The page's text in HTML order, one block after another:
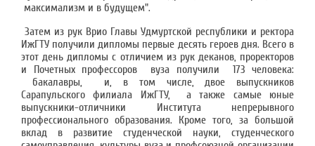
максимализм и в будущем".
Затем из рук Врио Главы Удмуртской республики и ректора
ИжГТУ получили дипломы первые десять героев дня. Всего в
этот день дипломы с отличием из рук деканов, проректоров
и Почетных профессоров вуза получили 173 человека:
бакалавры, и, в том числе, двое выпускников
Сарапульского филиала ИжГТУ, а также самые юные
выпускники-отличники Института непрерывного
профессионального образования. Кроме того, за большой
вклад в развитие студенческой науки, студенческого